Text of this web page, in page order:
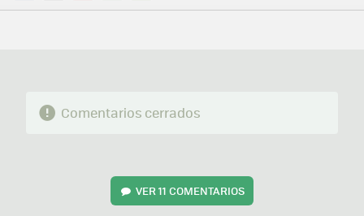
FACEBOOK
TWITTERFLIPBOARD
E-
WHATSAPP
Comentarios cerrados
VER11 COMENTARIOS